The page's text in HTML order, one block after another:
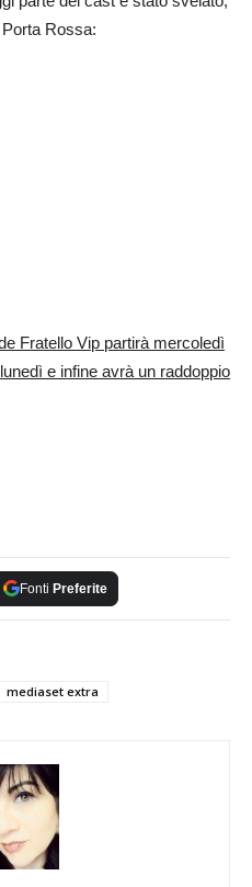
Rossa:
Fratello Vip partirà mercoledì
e infine avrà un raddoppio
Fonti Preferite
mediaset extra